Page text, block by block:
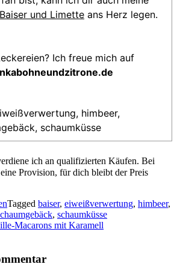
und Limette ans Herz legen.
Ich freue mich auf
himbeer,
schaumküsse
ich an qualifizierten Käufen. Bei
Provision, für dich bleibt der Preis
Tagged baiser, eiweißverwertung, himbeer,
, schaumküsse
Macarons mit Karamell